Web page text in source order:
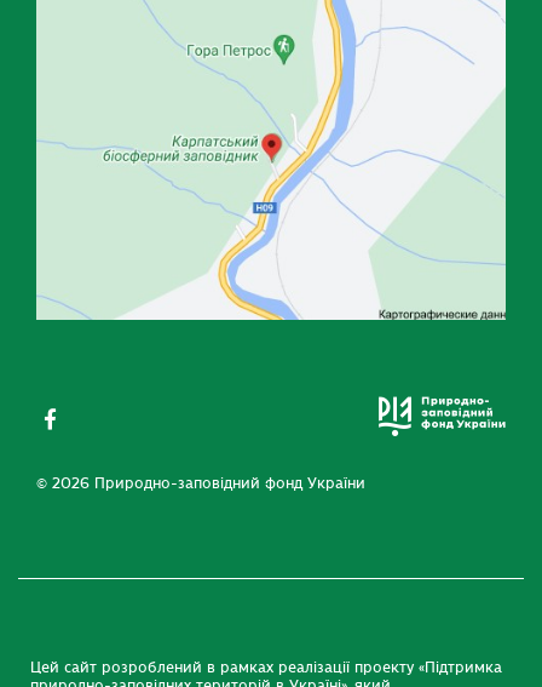
© 2026 Природно-заповідний фонд України
Цей сайт розроблений в рамках реалізації проекту «Підтримка